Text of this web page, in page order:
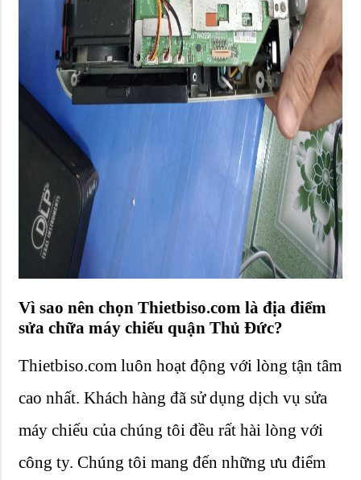
Vì sao nên chọn Thietbiso.com là địa điểm
sửa chữa máy chiếu quận Thủ Đức?
Thietbiso.com luôn hoạt động với lòng tận tâm
cao nhất. Khách hàng đã sử dụng dịch vụ sửa
máy chiếu của chúng tôi đều rất hài lòng với
công ty. Chúng tôi mang đến những ưu điểm